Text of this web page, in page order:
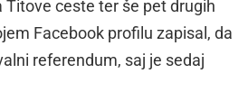
Titove ceste ter še pet drugih
Facebook profilu zapisal, da
referendum, saj je sedaj